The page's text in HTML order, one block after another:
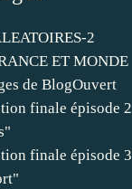
2
ET MONDE
de BlogOuvert
finale épisode 2
finale épisode 3